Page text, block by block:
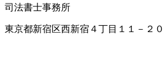
司法書士事務所
東京都新宿区西新宿４丁目１１－２０